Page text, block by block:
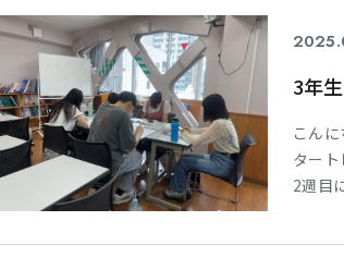
3年
こん
ター
2週目